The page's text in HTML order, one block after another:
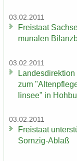
03.02.2011
Frei­staat
mu­na­len
03.02.2011
zum
lin­see" in
03.02.2011
Frei­staat
Sornzig-​Ablaß